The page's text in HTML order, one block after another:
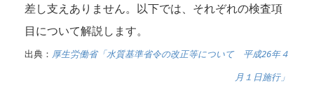
差し支えありません。以下では、それぞれの検査項
目について解説します。
出典： 厚生労働省「水質基準省令の改正等について 平成26年４
月１日施行」